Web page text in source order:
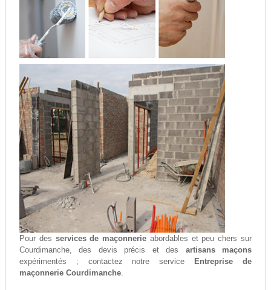
Pour des services de maçonnerie abordables et peu chers sur
Courdimanche, des devis précis et des artisans maçons
expérimentés ; contactez notre service
Entreprise de
maçonnerie Courdimanche.